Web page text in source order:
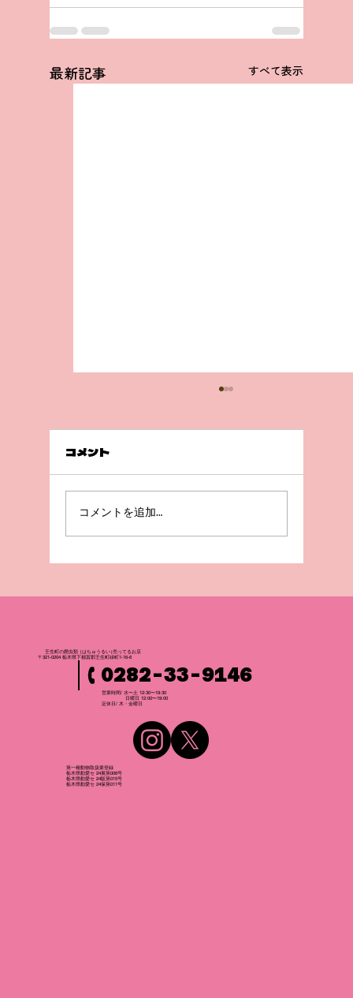
最新記事 すべて表示
前回の続き💦
コメント
コメントを追加…
壬生町の爬虫類（はちゅうるい）売ってるお店
〒321-0204 栃木県下都賀郡壬生町緑町1-16-6
0282-33-9146
営業時間/ 水〜土 12:30〜19:30
日曜日 12:00〜19:00
​定休日/ 木・金曜日
第一種動物取扱業登録
栃木県動愛セ 24展第006号
栃木県動愛セ 24販第015号
栃木県動愛セ 24保第011号